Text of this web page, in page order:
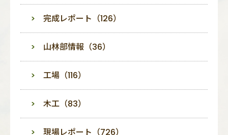
完成レポート（126）
山林部情報（36）
工場（116）
木工（83）
現場レポート（726）